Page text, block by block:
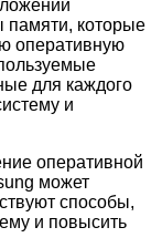
памяти, которые
оперативную
для каждого
и
оперативной
может
способы,
и повысить